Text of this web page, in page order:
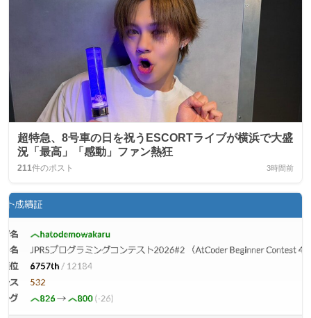
超特急、8号車の日を祝うESCORTライブが横浜で大盛
況「最高」「感動」ファン熱狂
211件のポスト 3時間前